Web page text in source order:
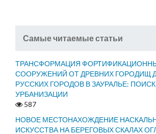
Самые читаемые статьи
ТРАНСФОРМАЦИЯ
СООРУЖЕНИЙ ОТ ДРЕВНИХ ГОРОДИЩ
РУССКИХ ГОРОДОВ В ЗАУРАЛЬЕ:
УРБАНИЗАЦИИ
587
НОВОЕ МЕСТОНАХОЖДЕНИЕ
ИСКУССТВА НА БЕРЕГОВЫХ СКАЛАХ